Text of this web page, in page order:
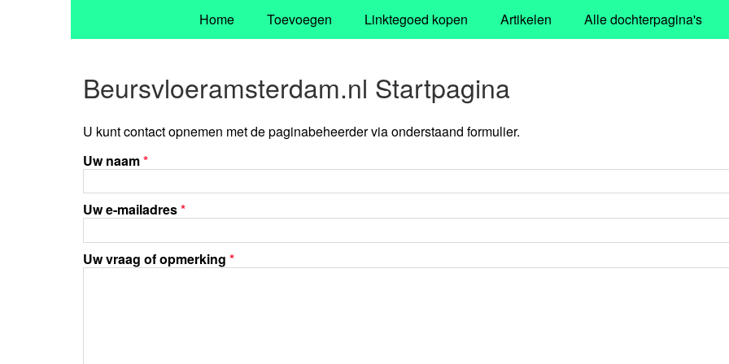
Home Toevoegen Linktegoed kopen Artikelen Alle dochterpagina's
Beursvloeramsterdam.nl Startpagina
U kunt contact opnemen met de paginabeheerder via onderstaand formulier.
Uw naam*
Uw e-mailadres*
Uw vraag of opmerking *